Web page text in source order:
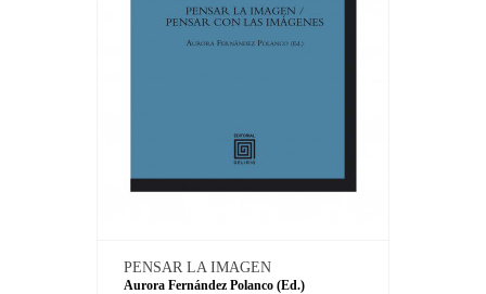
PENSAR LA IMAGEN
Aurora Fernández Polanco (Ed.)